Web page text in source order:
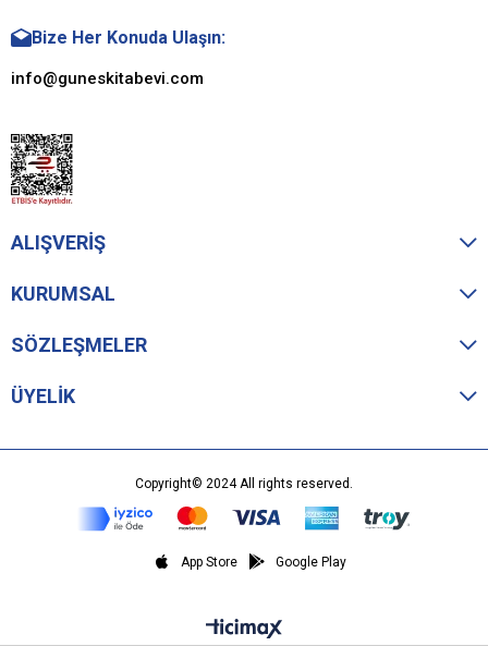
Bize Her Konuda Ulaşın:
info@guneskitabevi.com
ALIŞVERİŞ
KURUMSAL
SÖZLEŞMELER
ÜYELİK
Copyright© 2024 All rights reserved.
App Store Google Play